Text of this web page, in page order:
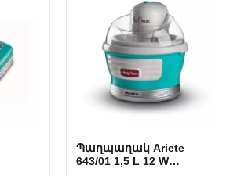
Պաղպաղակ Ariete
643/01 1,5 L 12 W